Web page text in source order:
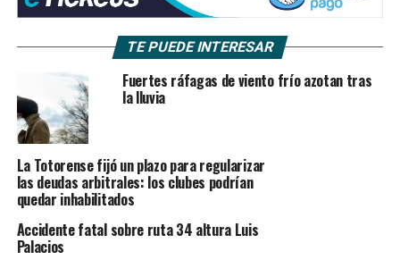
TE PUEDE INTERESAR
Fuertes ráfagas de viento frío azotan tras
la lluvia
La Totorense fijó un plazo para regularizar
las deudas arbitrales: los clubes podrían
quedar inhabilitados
Accidente fatal sobre ruta 34 altura Luis
Palacios